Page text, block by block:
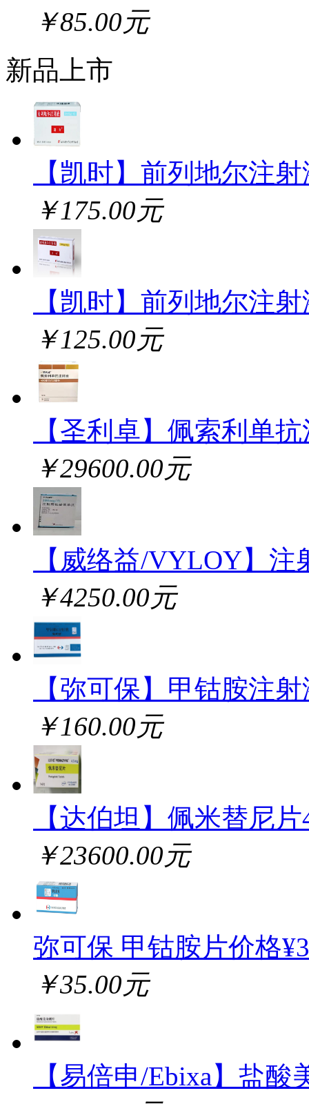
￥85.00元
新品上市
【凯时】前列地尔注
￥175.00元
【凯时】前列地尔注
￥125.00元
【圣利卓】佩索利单
￥29600.00元
【威络益/VYLOY】注
￥4250.00元
【弥可保】甲钴胺注
￥160.00元
【达伯坦】佩米替尼片
￥23600.00元
弥可保 甲钴胺片价格¥3
￥35.00元
【易倍申/Ebixa】盐酸